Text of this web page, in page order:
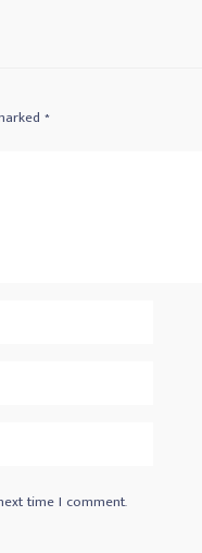
*
time I comment.